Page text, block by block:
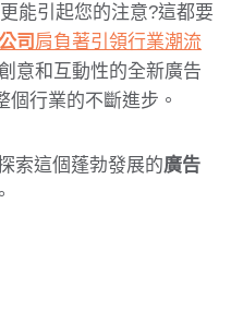
能引起您的注意?這都要
司 肩負著引領行業潮流
意和互動性的全新廣告
行業的不斷進步。
索這個蓬勃發展的廣告